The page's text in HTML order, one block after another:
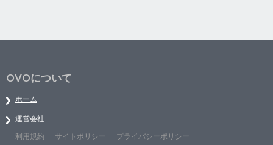
OVOについて
ホーム
運営会社
利用規約
サイトポリシー プライバシーポリシー